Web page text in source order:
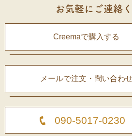
お気軽にご連絡
Creemaで購入する
メールで注文・問い合わ
090-5017-0230